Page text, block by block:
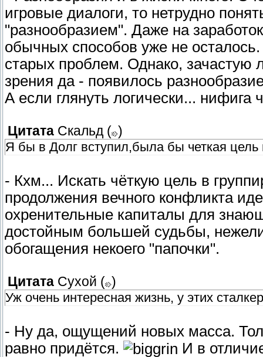
игровые диалоги, то нетрудно
"разнообразием". Даже на
обычных способов уже не
старых проблем. Однако, зачастую
зрения да - появилось
А если глянуть логически... нифига
Цитата Скальд ( )
Я бы в Долг вступил,была бы четкая цель
- Кхм... Искать чёткую цель в
продолжения вечного конфликта
охренительные капиталы для
достойным большей судьбы,
обогащения некоего "папочки".
Цитата Сухой ( )
Уж очень интересная жизнь, у этих
- Ну да, ощущений новых масса.
равно придётся.
И в